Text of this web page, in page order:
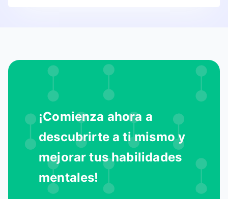
¡Comienza ahora a
descubrirte a ti mismo y
mejorar tus habilidades
mentales!